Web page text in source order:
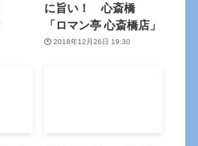
に旨い！ 心斎橋
「ロマン亭 心斎橋店」
2018年12月26日 19:30